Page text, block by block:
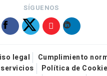
SÍGUENOS
legal
Cumplimiento
Política de